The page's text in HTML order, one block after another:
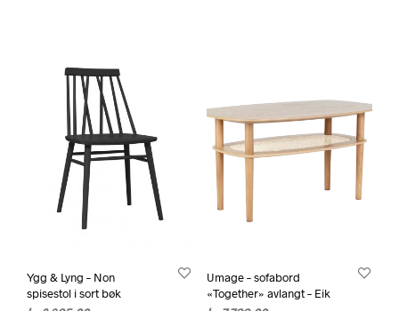
velges
produktsiden
kan
Ygg & Lyng – Non
spisestol i sort bøk
Umage – sofabord
«Together» avlangt – Eik